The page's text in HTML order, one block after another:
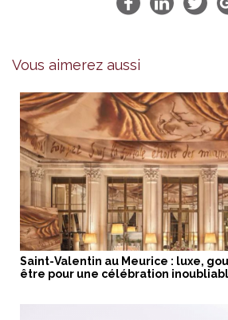
Vous aimerez aussi
Saint-Valentin au Meurice : luxe,
être pour une célébration